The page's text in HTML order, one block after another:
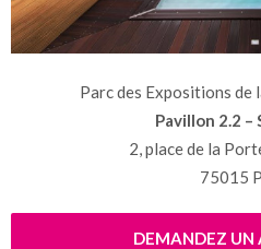
Parc des Expositions de
Pavillon 2.2 –
2, place de la
75015
DEMANDEZ UN